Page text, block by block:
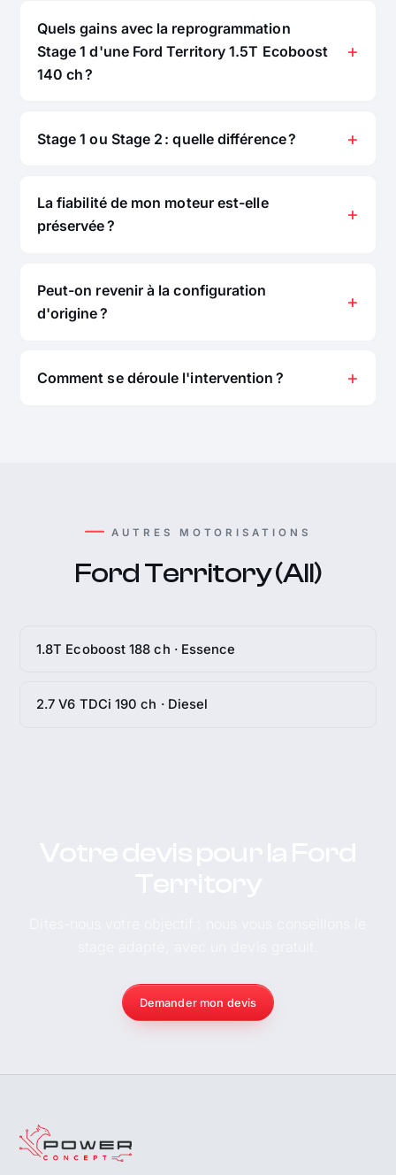
Quels gains avec la reprogrammation
Stage 1 d'une Ford Territory 1.5T Ecoboost
140 ch ?
Stage 1 ou Stage 2 : quelle différence ?
La fiabilité de mon moteur est-elle
préservée ?
Peut-on revenir à la configuration
d'origine ?
Comment se déroule l'intervention ?
AUTRES MOTORISATIONS
Ford Territory (All)
1.8T Ecoboost 188 ch · Essence
2.7 V6 TDCi 190 ch · Diesel
Demander mon devis